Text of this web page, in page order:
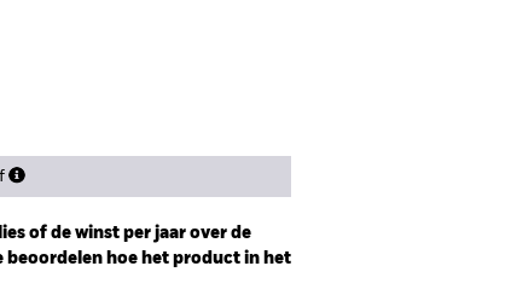
of de winst per jaar over de
beoordelen hoe het product in het